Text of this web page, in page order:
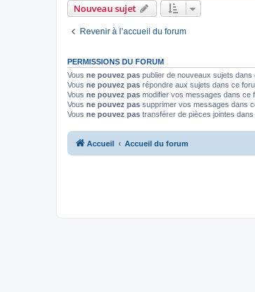
Nouveau sujet
Revenir à l’accueil du forum
PERMISSIONS DU FORUM
Vous ne pouvez pas publier de nouveaux sujets dans
Vous ne pouvez pas répondre aux sujets dans ce
Vous ne pouvez pas modifier vos messages dans ce
Vous ne pouvez pas supprimer vos messages dans
Vous ne pouvez pas transférer de pièces jointes
Accueil Accueil du forum